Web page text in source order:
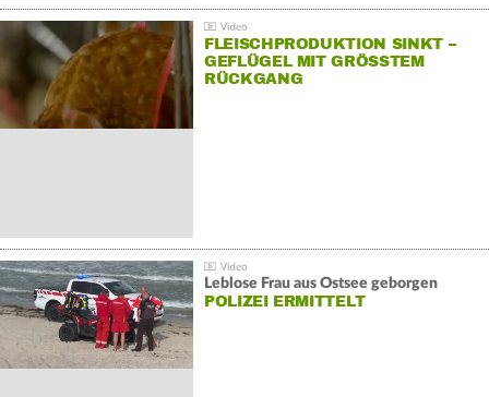
FLEISCHPRODUKTION SINKT –
GEFLÜGEL MIT GRÖSSTEM R
ÜCKGANG
Leblose Frau aus Ostsee geborgen
POLIZEI ERMITTELT